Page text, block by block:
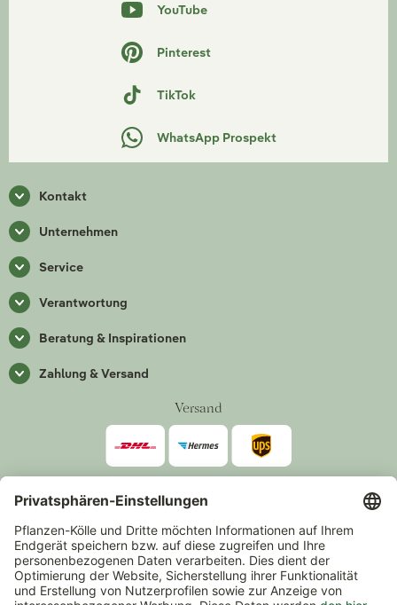
YouTube
Pinterest
TikTok
WhatsApp Prospekt
Kontakt
Unternehmen
Service
Verantwortung
Beratung & Inspirationen
Zahlung & Versand
Versand
Zahlarten
*Alle Preise inkl. gesetzlicher Mehrwertsteuer zzgl.Versand